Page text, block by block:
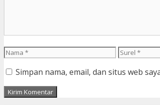
Nama Surel
Simpan nama, email, dan situs web